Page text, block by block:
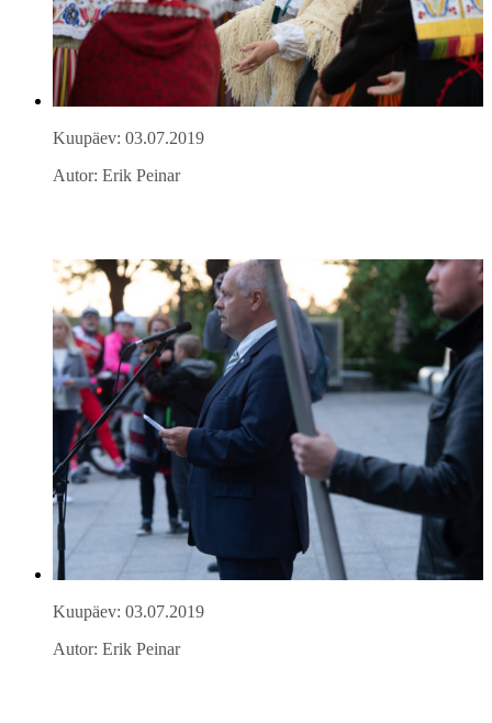
Kuupäev: 03.07.2019
Autor: Erik Peinar
Kuupäev: 03.07.2019
Autor: Erik Peinar